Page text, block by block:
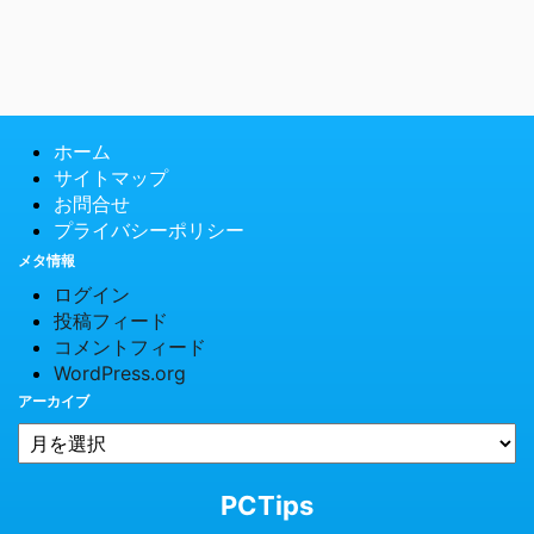
ホーム
サイトマップ
お問合せ
プライバシーポリシー
メタ情報
ログイン
投稿フィード
コメントフィード
WordPress.org
アーカイブ
PCTips
© 2026 PCTips